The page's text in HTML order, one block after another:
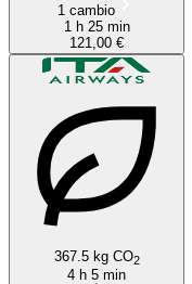
1 cambio
1 h 25 min
121,00 €
367.5 kg CO2
4 h 5 min